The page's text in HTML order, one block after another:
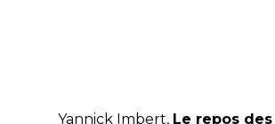
Yannick Imbert, Le repos des